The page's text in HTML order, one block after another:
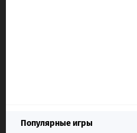
Популярные игры